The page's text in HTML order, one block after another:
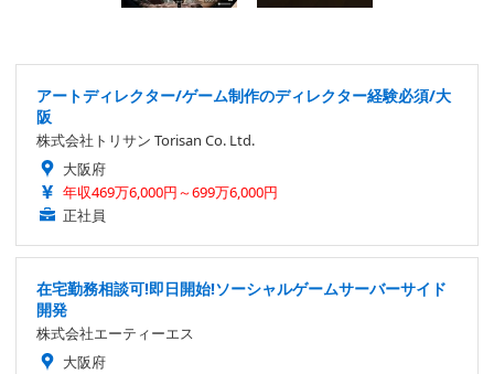
アートディレクター/ゲーム制作のディレクター経験必須/大
阪
株式会社トリサン Torisan Co. Ltd.
大阪府
年収469万6,000円～699万6,000円
正社員
在宅勤務相談可!即日開始!ソーシャルゲームサーバーサイド
開発
株式会社エーティーエス
大阪府